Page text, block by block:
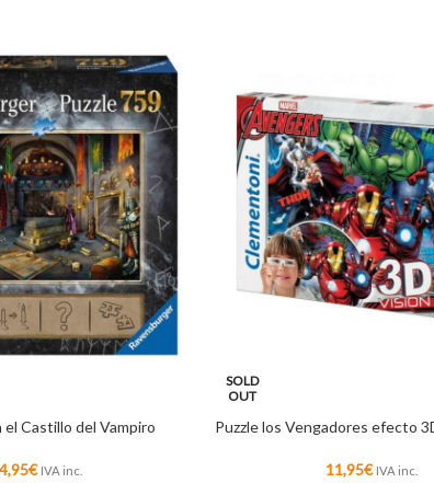
el Castillo del Vampiro
€ IVA inc.
SOLD
OUT
Puzzle los Vengadores efecto
11,95€ IVA inc.